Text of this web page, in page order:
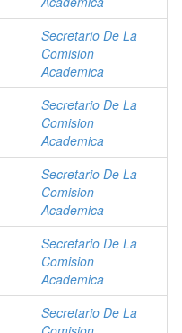
Secretario De La
Comision
Academica
Secretario De La
Comision
Academica
Secretario De La
Comision
Academica
Secretario De La
Comision
Academica
Secretario De La